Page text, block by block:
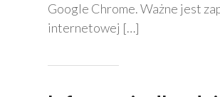
Google Chrome. Ważne jest
internetowej […]